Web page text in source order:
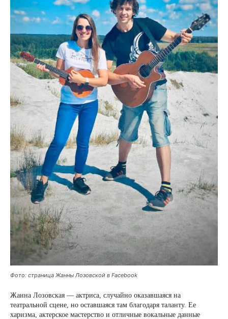
Фото: страница Жанны Лозовской в ​​Facebook
Жанна Лозовская — актриса, случайно оказавшаяся на
театральной сцене, но оставшаяся там благодаря таланту. Ее
харизма, актерское мастерство и отличные вокальные данные